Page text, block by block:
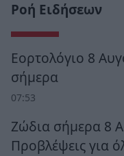
Ροή Ειδήσεων
Εορτολόγιο 8
σήμερα
07:53
Ζώδια σήμερα 8
Προβλέψεις για